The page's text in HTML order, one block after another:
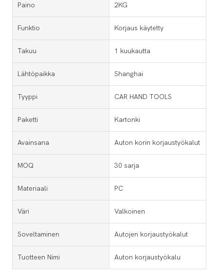
Paino 2KG
Funktio Korjaus käytetty
Takuu 1 kuukautta
Lähtöpaikka Shanghai
Tyyppi CAR HAND TOOLS
Paketti Kartonki
Avainsana Auton korin korjaustyökalut
MOQ 30 sarja
Materiaali PC
Väri Valkoinen
Soveltaminen Autojen korjaustyökalut
Tuotteen Nimi Auton korjaustyökalu